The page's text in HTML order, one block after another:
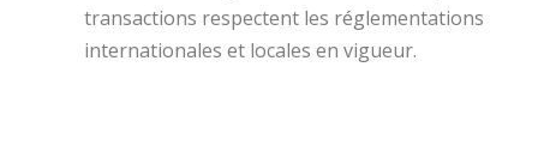
transactions respectent les réglementations
internationales et locales en vigueur.